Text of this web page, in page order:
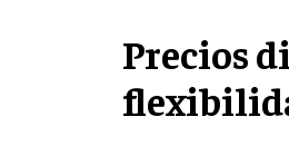
Precios